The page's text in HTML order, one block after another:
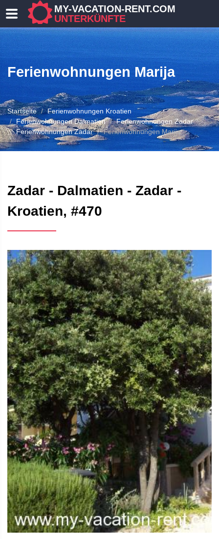
MY-VACATION-RENT.COM
UNTERKÜNFTE
Ferienwohnungen Marija
Startseite
Ferienwohnungen Kroatien
Ferienwohnungen Dalmatien
Ferienwohnungen Zadar
Ferienwohnungen Zadar
Ferienwohnungen Marija
Zadar - Dalmatien - Zadar -
Kroatien, #470